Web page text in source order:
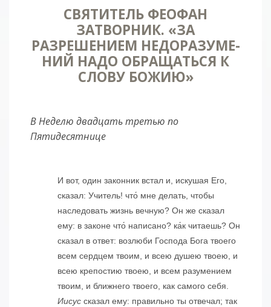
СВЯТИТЕЛЬ ФЕОФАН
ЗАТВОРНИК. «ЗА
РАЗРЕШЕНИ­ЕМ НЕДОРАЗУМЕ­
НИЙ НАДО ОБРАЩАТЬСЯ К
СЛОВУ БОЖИЮ»
В Неделю двадцать третью по
Пятидесятнице
И вот, один законник встал и, искушая Его,
сказал: Учитель! что́ мне делать, чтобы
наследовать жизнь вечную? Он же сказал
ему: в законе что́ написано? ка́к читаешь? Он
сказал в ответ: возлюби Господа Бога твоего
всем сердцем твоим, и всею душею твоею, и
всею крепостию твоею, и всем разумением
твоим, и ближнего твоего, как самого себя.
Иисуссказал ему: правильно ты отвечал; так